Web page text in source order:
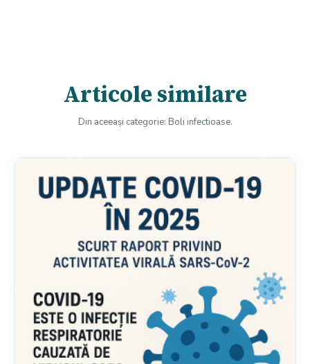
Articole similare
Din aceeași categorie: Boli infectioase.